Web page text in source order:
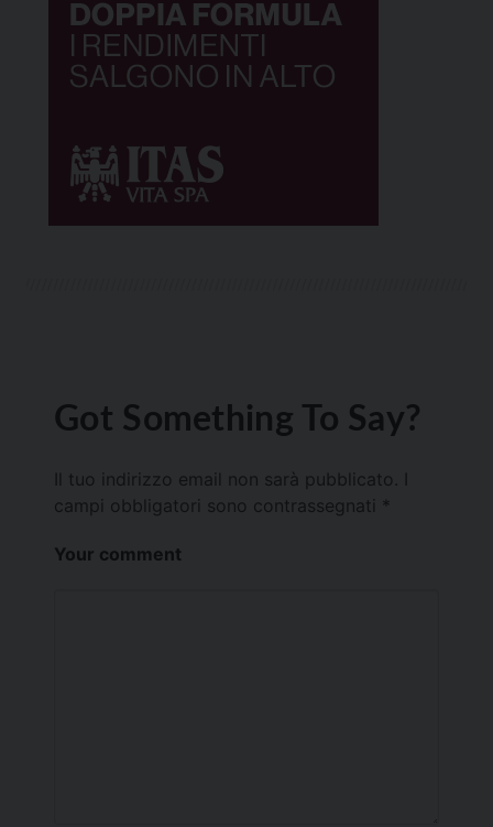
Got Something To Say?
Il tuo indirizzo email non sarà pubblicato.
campi obbligatori sono contrassegnati *
Your comment